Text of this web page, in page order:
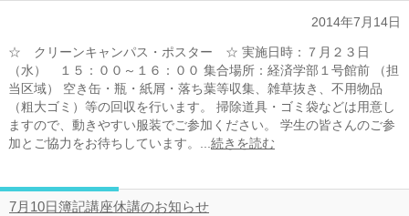
2014年7月14日
☆ クリーンキャンパス・ポスター ☆ 実施日時：７月２３日
（水） １５：００～１６：００ 集合場所：経済学部１号館前 （担
当区域） 空き缶・瓶・紙屑・落ち葉等収集、雑草抜き、不用物品
（粗大ゴミ）等の回収を行います。 掃除道具・ゴミ袋などは用意し
ますので、動きやすい服装でご参加ください。 学生の皆さんのご参
加とご協力をお待ちしています。... 続きを読む
7月10日簿記講座休講のお知らせ